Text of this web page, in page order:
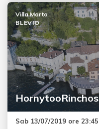
HornytooRinchos
Villa Marta
BLEVIO
Sab 13/07/2019 ore 23:45